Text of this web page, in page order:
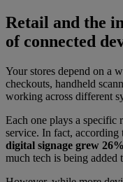
Retail and the
of connected
Your stores depend on a
checkouts, handheld
working across different
Each one plays a specific
service. In fact, according
digital signage grew
much tech is being added